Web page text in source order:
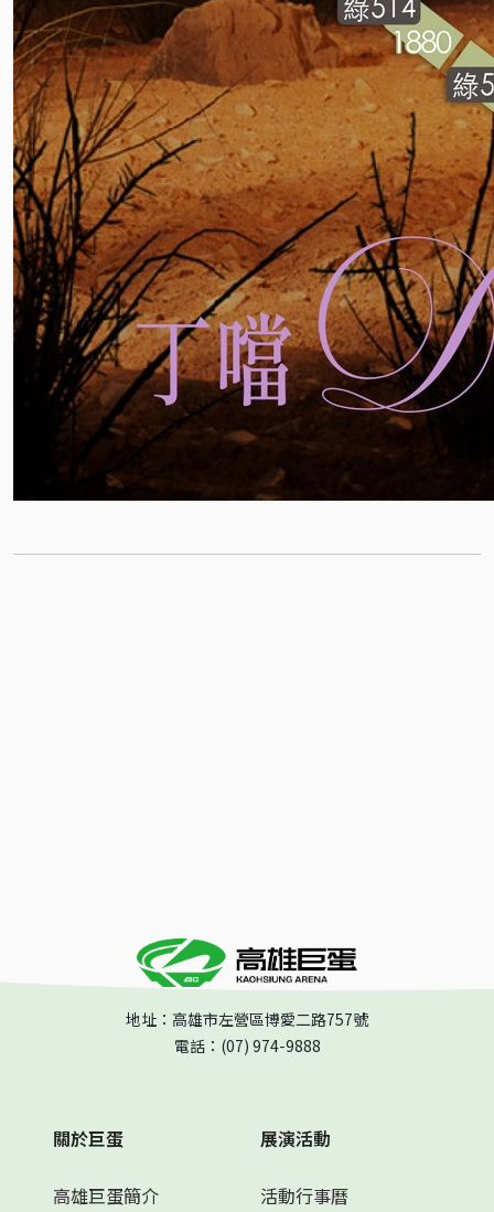
地址：高雄市左營區博愛二路757號
電話：(07) 974-9888
關於巨蛋
高雄巨蛋簡介
展演活動
活動行事曆